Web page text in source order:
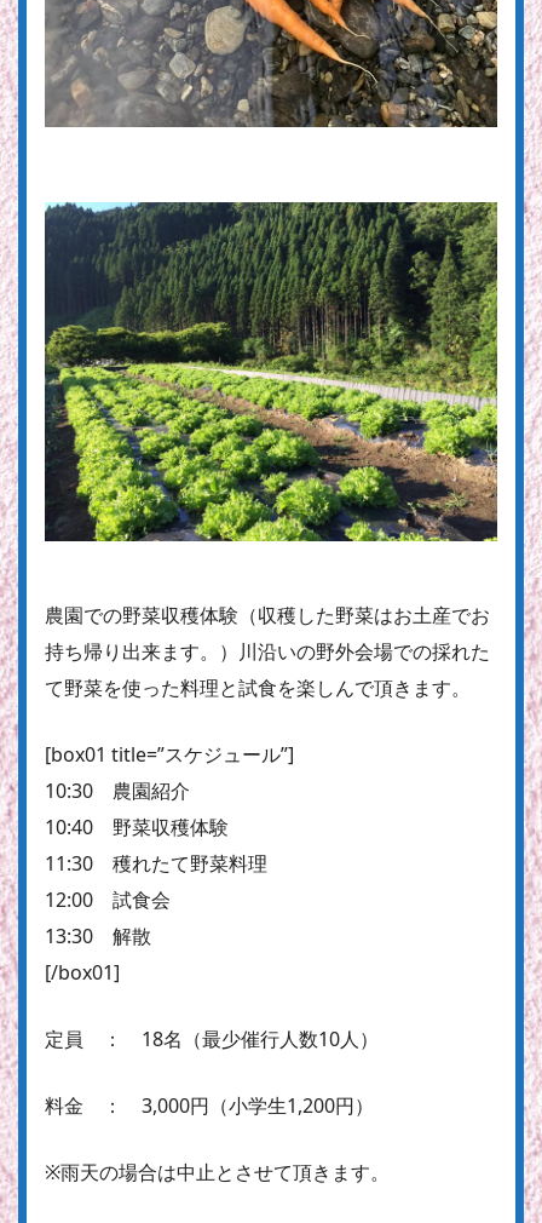
農園での野菜収穫体験（収穫した野菜はお土産でお
持ち帰り出来ます。）川沿いの野外会場での採れた
て野菜を使った料理と試食を楽しんで頂きます。
[box01 title=”スケジュール”]
10:30 農園紹介
10:40 野菜収穫体験
11:30 穫れたて野菜料理
12:00 試食会
13:30 解散
[/box01]
定員 ： 18名（最少催行人数10人）
料金 ： 3,000円（小学生1,200円）
※雨天の場合は中止とさせて頂きます。